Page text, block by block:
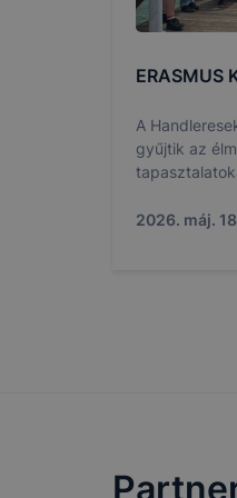
ERASMUS
A
gyűjtik az
2026. máj.